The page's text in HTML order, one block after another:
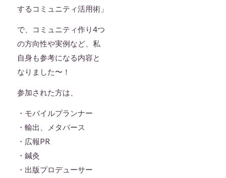
するコミュニティ活用術」
で、コミュニティ作り4つ
の方向性や実例など、私
自身も参考になる内容と
なりました〜！
参加された方は、
・モバイルプランナー
・輸出、メタバース
・広報PR
・鍼灸
・出版プロデューサー